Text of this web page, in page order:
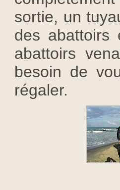
sortie, un
des abattoirs
abattoirs
besoin de
régaler.